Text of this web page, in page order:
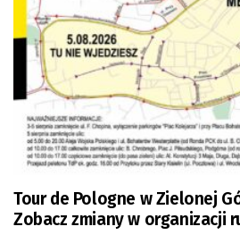
Tour de Pologne w Zielonej
Zobacz zmiany w organizacji